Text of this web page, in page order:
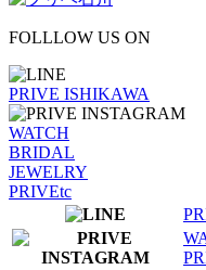
FOLLLOW US ON
PRIVE ISHIKAWA
WATCH
BRIDAL
JEWELRY
PRIVEtc